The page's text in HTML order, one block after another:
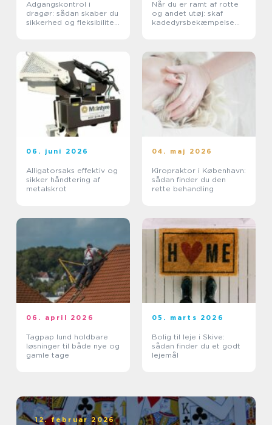
Adgangskontrol i
dragør: sådan skaber du
sikkerhed og fleksibilitet
Når du er ramt af rotte
og andet utøj: skaf
kadedyrsbekæmpelse
06. juni 2026
Alligatorsaks effektiv og
sikker håndtering af
metalskrot
04. maj 2026
Kiropraktor i København:
sådan finder du den
rette behandling
06. april 2026
Tagpap lund holdbare
løsninger til både nye og
gamle tage
05. marts 2026
Bolig til leje i Skive:
sådan finder du et godt
lejemål
12. februar 2026